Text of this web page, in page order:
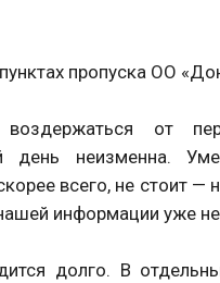
пропуска ОО
от
день неизменна.
всего, не стоит —
информации уже
долго. В